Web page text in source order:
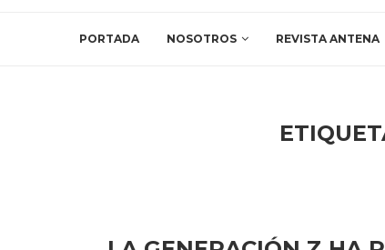
PORTADA NOSOTROS REVISTA ANTENA